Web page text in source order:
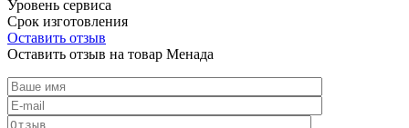
Уровень сервиса
Срок изготовления
Оставить отзыв
Оставить отзыв на товар Менада